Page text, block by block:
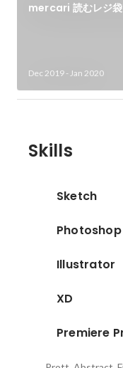
mercari 読むレジ
Dec 2019 -Jan 2020
Skills
Sketch
Photoshop
Illustrator
XD
Premiere